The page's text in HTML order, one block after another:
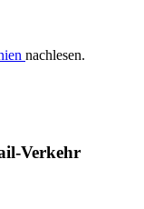
nachlesen.
Verkehr